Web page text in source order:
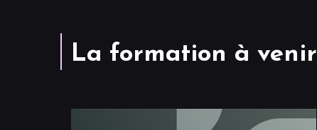
La formation à venir